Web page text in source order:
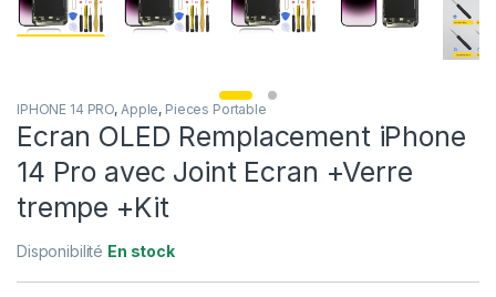
IPHONE 14 PRO, Apple, Pieces Portable
Ecran OLED Remplacement iPhone
14 Pro avec Joint Ecran +Verre
trempe +Kit
Disponibilité En stock